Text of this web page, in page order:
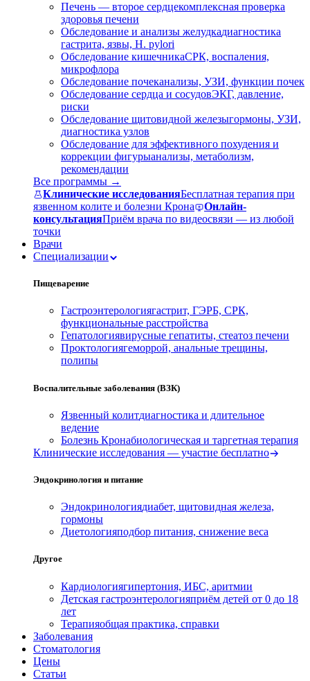
Печень — второе сердцекомплексная проверка
здоровья печени
Обследование и анализы желудкадиагностика
гастрита, язвы, H. pylori
Обследование кишечникаСРК, воспаления,
микрофлора
Обследование почеканализы, УЗИ, функции почек
Обследование сердца и сосудовЭКГ, давление,
риски
Обследование щитовидной железыгормоны, УЗИ,
диагностика узлов
Обследование для эффективного похудения и
коррекции фигурыанализы, метаболизм,
рекомендации
Все программы →
Клинические исследованияБесплатная терапия при
язвенном колите и болезни Крона
Онлайн-
консультацияПриём врача по видеосвязи — из любой
точки
Врачи
Специализации
Пищеварение
Гастроэнтерологиягастрит, ГЭРБ, СРК,
функциональные расстройства
Гепатологиявирусные гепатиты, стеатоз печени
Проктологиягеморрой, анальные трещины,
полипы
Воспалительные заболевания (ВЗК)
Язвенный колитдиагностика и длительное
ведение
Болезнь Кронабиологическая и таргетная терапия
Клинические исследования — участие бесплатно
Эндокринология и питание
Эндокринологиядиабет, щитовидная железа,
гормоны
Диетологияподбор питания, снижение веса
Другое
Кардиологиягипертония, ИБС, аритмии
Детская гастроэнтерологияприём детей от 0 до 18
лет
Терапияобщая практика, справки
Заболевания
Стоматология
Цены
Статьи